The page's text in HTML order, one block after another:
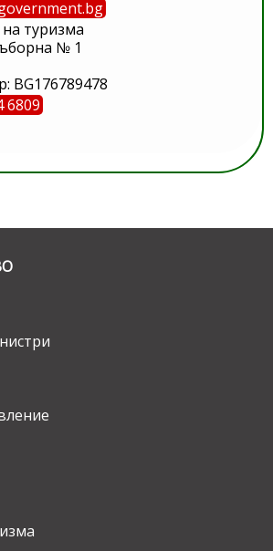
туризма
№ 1
BG176789478
6809